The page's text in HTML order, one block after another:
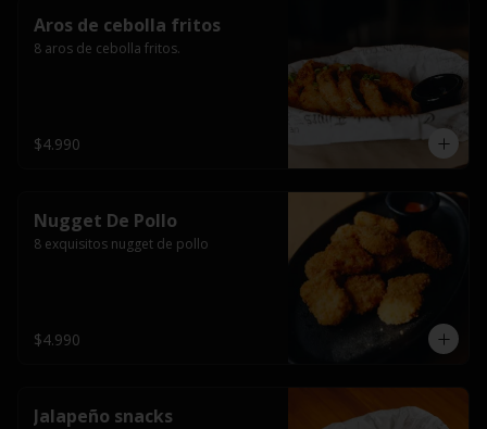
Aros de cebolla fritos
8 aros de cebolla fritos.
$4.990
Nugget De Pollo
8 exquisitos nugget de pollo
$4.990
Jalapeño snacks